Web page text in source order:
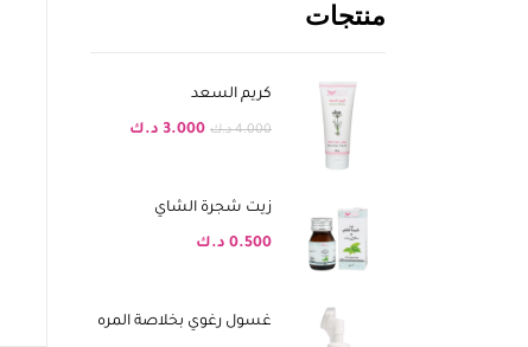
منتجات
كريم السعد
4.000 د.ك 3.000 د.ك
زيت شجرة الشاي
0.500 د.ك
غسول رغوي بخلاصة المره